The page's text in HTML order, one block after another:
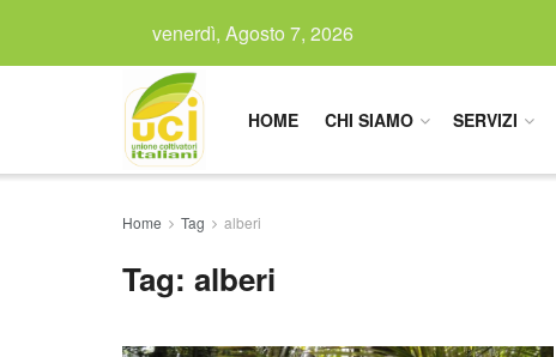
venerdì, Agosto 7, 2026
HOME CHI SIAMO SERVIZI
Home Tag alberi
Tag: alberi